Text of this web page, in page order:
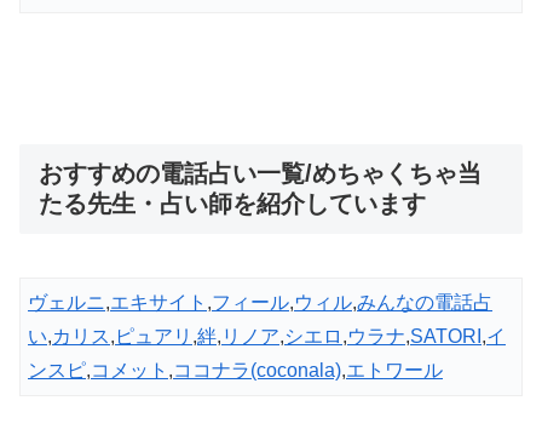
おすすめの電話占い一覧/めちゃくちゃ当
たる先生・占い師を紹介しています
ヴェルニ,エキサイト ,フィール,ウィル,みんなの電話占
い,カリス, ピュアリ ,絆, リノア,シエロ ,ウラナ,SATORI ,イ
ンスピ,コメット ,ココナラ(coconala),エトワール